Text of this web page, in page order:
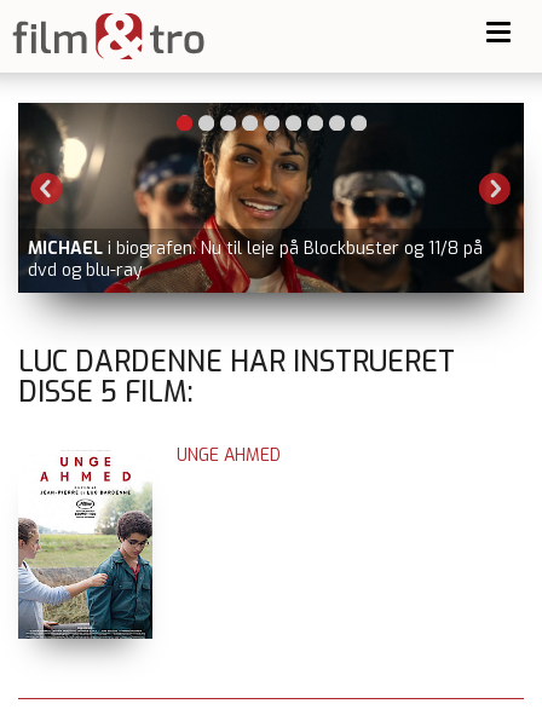
MICHAEL i biografen. Nu til leje på Blockbuster og 11/8 på
dvd og blu-ray
LUC DARDENNE HAR INSTRUERET
DISSE 5 FILM:
UNGE AHMED